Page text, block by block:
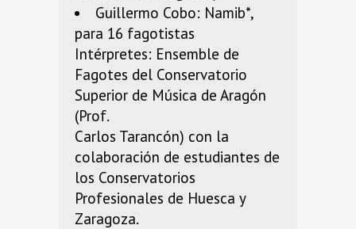
Guillermo Cobo: Namib*,
para 16 fagotistas
Intérpretes: Ensemble de
Fagotes del Conservatorio
Superior de Música de Aragón
(Prof.
Carlos Tarancón) con la
colaboración de estudiantes de
los Conservatorios
Profesionales de Huesca y
Zaragoza.